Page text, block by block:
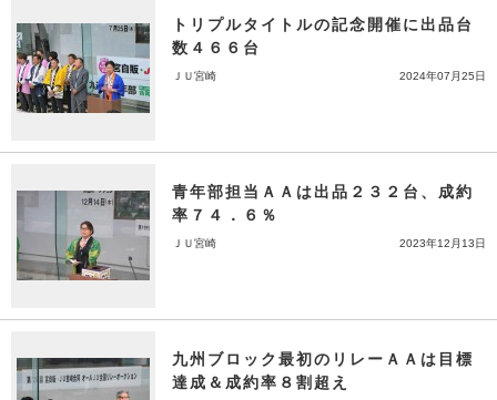
トリプルタイトルの記念開催に出品台
数４６６台
ＪＵ宮崎 2024年07月25日
青年部担当ＡＡは出品２３２台、成約
率７４．６％
ＪＵ宮崎 2023年12月13日
九州ブロック最初のリレーＡＡは目標
達成＆成約率８割超え